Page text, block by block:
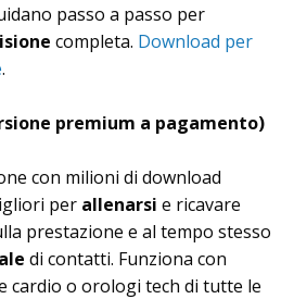
passo a passo per
completa. Download per
.
premium a pagamento)
con milioni di download
per allenarsi e ricavare
prestazione e al tempo stesso
di contatti. Funziona con
cardio o orologi tech di tutte le